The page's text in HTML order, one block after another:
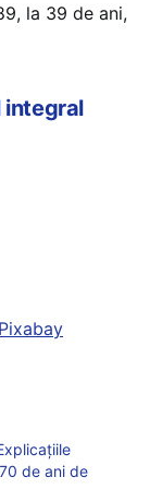
la 39 de ani,
integral
Pixabay
de ani de